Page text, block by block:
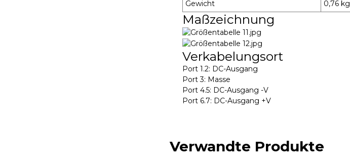
Gewicht
0,76 kg
Maßzeichnung
Verkabelungsort
Port 1.2: DC-Ausgang
Port 3: Masse
Port 4.5: DC-Ausgang -V
Port 6.7: DC-Ausgang +V
Verwandte Produkte